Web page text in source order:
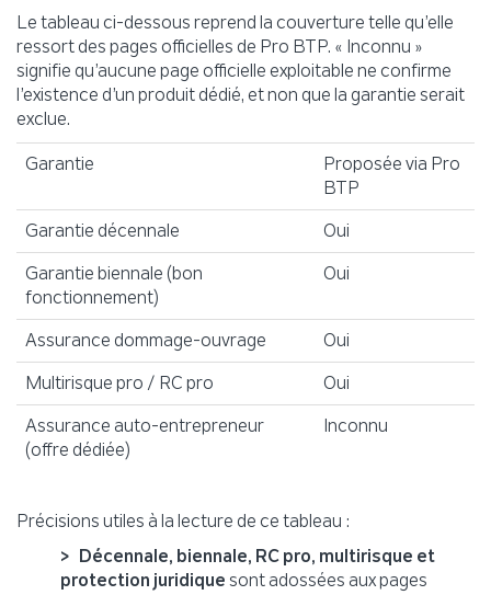
Le tableau ci-dessous reprend la couverture telle qu’elle
ressort des pages officielles de Pro BTP. « Inconnu »
signifie qu’aucune page officielle exploitable ne confirme
l’existence d’un produit dédié, et non que la garantie serait
exclue.
Garantie
Proposée via Pro
BTP
Garantie décennale Oui
Garantie biennale (bon
fonctionnement)
Oui
Assurance dommage-ouvrage Oui
Multirisque pro / RC pro Oui
Assurance auto-entrepreneur
(offre dédiée)
Inconnu
Précisions utiles à la lecture de ce tableau :
Décennale, biennale, RC pro, multirisque et
protection juridique sont adossées aux pages